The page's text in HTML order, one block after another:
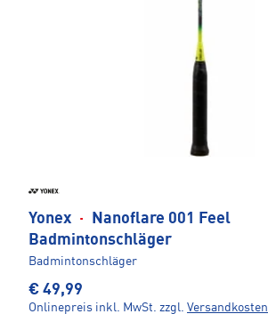
Yonex ·
Nanoflare 001 Feel
Badmintonschläger
Badmintonschläger
€ 49,99
Onlinepreis inkl. MwSt. zzgl. Versandkosten